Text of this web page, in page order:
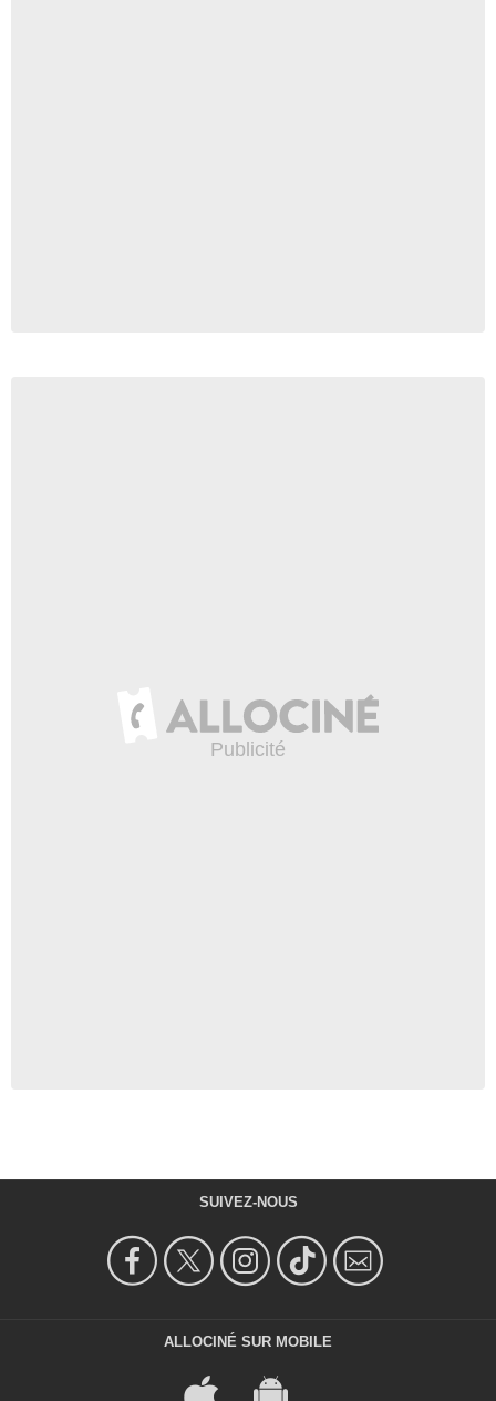
SUIVEZ-NOUS
ALLOCINÉ SUR MOBILE